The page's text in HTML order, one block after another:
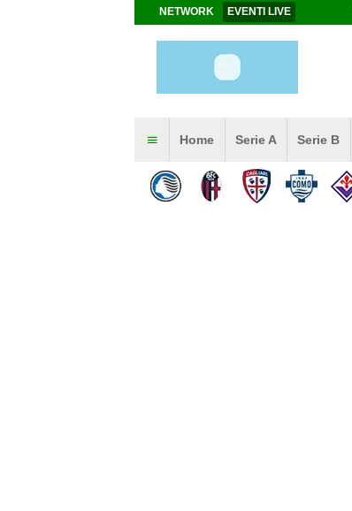
NETWORK EVENTI LIVE
Home Serie A Serie B